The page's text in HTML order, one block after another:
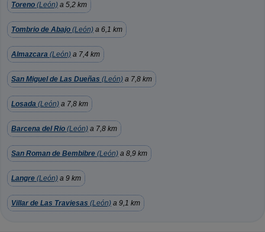
Toreno (León) a 5,2 km
Tombrio de Abajo (León) a 6,1 km
Almazcara (León) a 7,4 km
San Miguel de Las Dueñas (León) a 7,8 km
Losada (León) a 7,8 km
Barcena del Rio (León) a 7,8 km
San Roman de Bembibre (León) a 8,9 km
Langre (León) a 9 km
Villar de Las Traviesas (León) a 9,1 km